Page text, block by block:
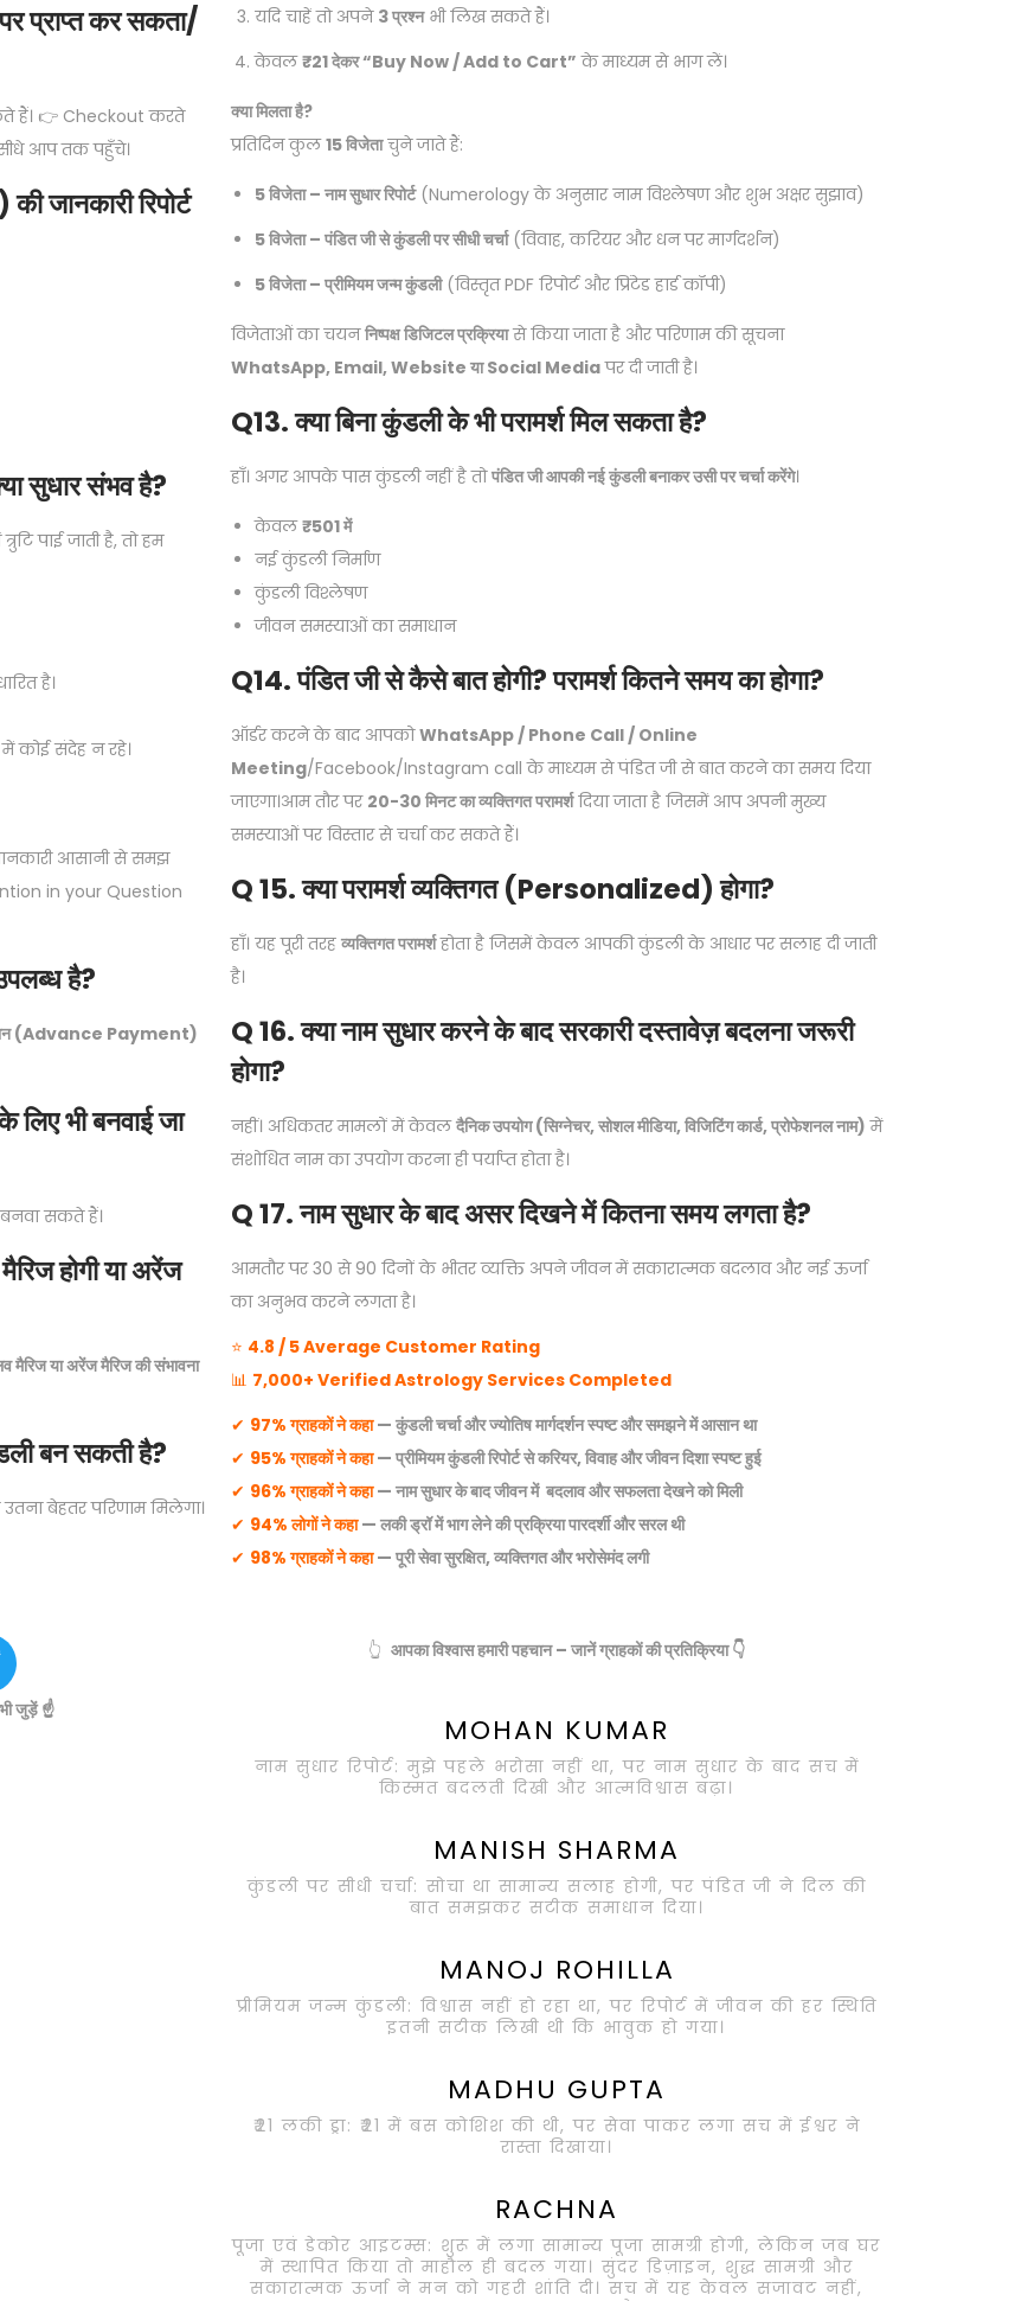
प्राप्त कर सकता/
हैं। 👉 Checkout करते
आप तक पहुँचे।
रिपोर्ट
सुधार संभव है?
पाई जाती है, तो हम
है।
कोई संदेह न रहे।
आसानी से समझ
in your Question
है?
(Advance Payment)
भी बनवाई जा
सकते हैं।
होगी या अरेंज
मैरिज या अरेंज मैरिज की संभावना
बन सकती है?
बेहतर परिणाम मिलेगा।
यदि चाहें तो अपने 3 प्रश्नभी लिख सकते हैं।
केवल₹21 देकर “Buy Now / Add to Cart” के माध्यम से भाग लें।
क्या मिलता है?
प्रतिदिन कुल15 विजेताचुने जाते हैं:
5 विजेता – नाम सुधार रिपोर्ट(Numerology के अनुसार नाम विश्लेषण और शुभ अक्षर सुझाव)
5 विजेता – पंडित जी से कुंडली पर सीधी चर्चा(विवाह, करियर और धन पर मार्गदर्शन)
5 विजेता – प्रीमियम जन्म कुंडली(विस्तृत PDF रिपोर्ट और प्रिंटेड हार्ड कॉपी)
विजेताओं का चयननिष्पक्ष डिजिटल प्रक्रियासे किया जाता है और परिणाम की सूचना
WhatsApp, Email, Website या Social Mediaपर दी जाती है।
Q13. क्या बिना कुंडली के भी परामर्श मिल सकता है?
हाँ। अगर आपके पास कुंडली नहीं है तोपंडित जी आपकी नई कुंडली बनाकर उसी पर चर्चा करेंगे।
केवल₹501 में
नई कुंडली निर्माण
कुंडली विश्लेषण
जीवन समस्याओं का समाधान
Q14. पंडित जी से कैसे बात होगी? परामर्श कितने समय का होगा?
ऑर्डर करने के बाद आपकोWhatsApp / Phone Call / Online
Meeting/Facebook/Instagram call के माध्यम से पंडित जी से बात करने का समय दिया
जाएगा।आम तौर पर 20-30 मिनट का व्यक्तिगत परामर्शदिया जाता है जिसमें आप अपनी मुख्य
समस्याओं पर विस्तार से चर्चा कर सकते हैं।
Q 15. क्या परामर्श व्यक्तिगत (Personalized) होगा?
हाँ। यह पूरी तरह व्यक्तिगत परामर्शहोता है जिसमें केवल आपकी कुंडली के आधार पर सलाह दी जाती
है।
Q 16. क्या नाम सुधार करने के बाद सरकारी दस्तावेज़ बदलना जरूरी
होगा?
नहीं। अधिकतर मामलों में केवलदैनिक उपयोग (सिग्नेचर, सोशल मीडिया, विजिटिंग कार्ड, प्रोफेशनल नाम) में
संशोधित नाम का उपयोग करना ही पर्याप्त होता है।
Q 17. नाम सुधार के बाद असर दिखने में कितना समय लगता है?
आमतौर पर 30 से 90 दिनों के भीतर व्यक्ति अपने जीवन में सकारात्मक बदलाव और नई ऊर्जा
का अनुभव करने लगता है।
⭐ 4.8 / 5 Average Customer Rating
📊 7,000+ Verified Astrology Services Completed
✔ 97% ग्राहकों ने कहा— कुंडली चर्चा और ज्योतिष मार्गदर्शन स्पष्ट और समझने में आसान था
✔ 95% ग्राहकों ने कहा— प्रीमियम कुंडली रिपोर्ट से करियर, विवाह और जीवन दिशा स्पष्ट हुई
✔ 96% ग्राहकों ने कहा— नाम सुधार के बाद जीवन में बदलाव और सफलता देखने को मिली
✔ 94% लोगों ने कहा— लकी ड्रॉ में भाग लेने की प्रक्रिया पारदर्शी और सरल थी
✔ 98% ग्राहकों ने कहा— पूरी सेवा सुरक्षित, व्यक्तिगत और भरोसेमंद लगी
जुड़ें ☝️
👆 आपका विश्वास हमारी पहचान – जानें ग्राहकों की प्रतिक्रिया 👇
MOHAN KUMAR
नाम सुधार रिपोर्ट: मुझे पहले भरोसा नहीं था, पर नाम सुधार के बाद सच में
किस्मत बदलती दिखी और आत्मविश्वास बढ़ा।
MANISH SHARMA
कुंडली पर सीधी चर्चा: सोचा था सामान्य सलाह होगी, पर पंडित जी ने दिल की
बात समझकर सटीक समाधान दिया।
MANOJ ROHILLA
प्रीमियम जन्म कुंडली: विश्वास नहीं हो रहा था, पर रिपोर्ट में जीवन की हर स्थिति
इतनी सटीक लिखी थी कि भावुक हो गया।
MADHU GUPTA
₹21 लकी ड्रा: ₹21 में बस कोशिश की थी, पर सेवा पाकर लगा सच में ईश्वर ने
रास्ता दिखाया।
RACHNA
पूजा एवं डेकोर आइटम्स: शुरू में लगा सामान्य पूजा सामग्री होगी, लेकिन जब घर
में स्थापित किया तो माहौल ही बदल गया। सुंदर डिज़ाइन, शुद्ध सामग्री और
सकारात्मक ऊर्जा ने मन को गहरी शांति दी। सच में यह केवल सजावट नहीं,